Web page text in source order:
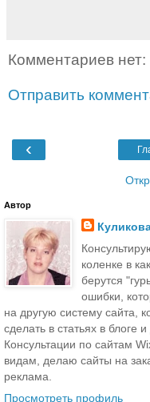
Комментариев нет:
Отправить
‹
Автор
коленке в
берутся
ошибки,
на другую систему сайта,
сделать в статьях в блоге
Консультации по сайтам
видам, делаю сайты на
реклама.
Просмотреть профиль